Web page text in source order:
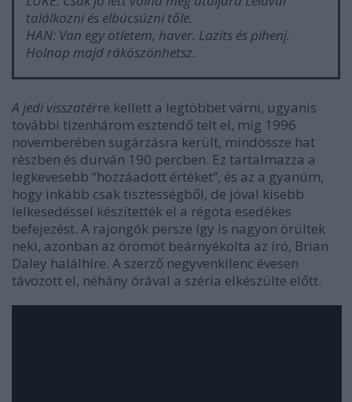
találkozni és elbúcsúzni tőle.
HAN: Van egy ötletem, haver. Lazíts és pihenj.
Holnap majd ráköszönhetsz.
A jedi visszatérre kellett a legtöbbet várni, ugyanis
további tizenhárom esztendő telt el, míg 1996
novemberében sugárzásra került, mindössze hat
részben és durván 190 percben. Ez tartalmazza a
legkevesebb “hozzáadott értéket”, és az a gyanúm,
hogy inkább csak tisztességből, de jóval kisebb
lelkesedéssel készítették el a régóta esedékes
befejezést. A rajongók persze így is nagyon örültek
neki, azonban az örömöt beárnyékolta az író, Brian
Daley halálhíre. A szerző negyvenkilenc évesen
távozott el, néhány órával a széria elkészülte előtt.